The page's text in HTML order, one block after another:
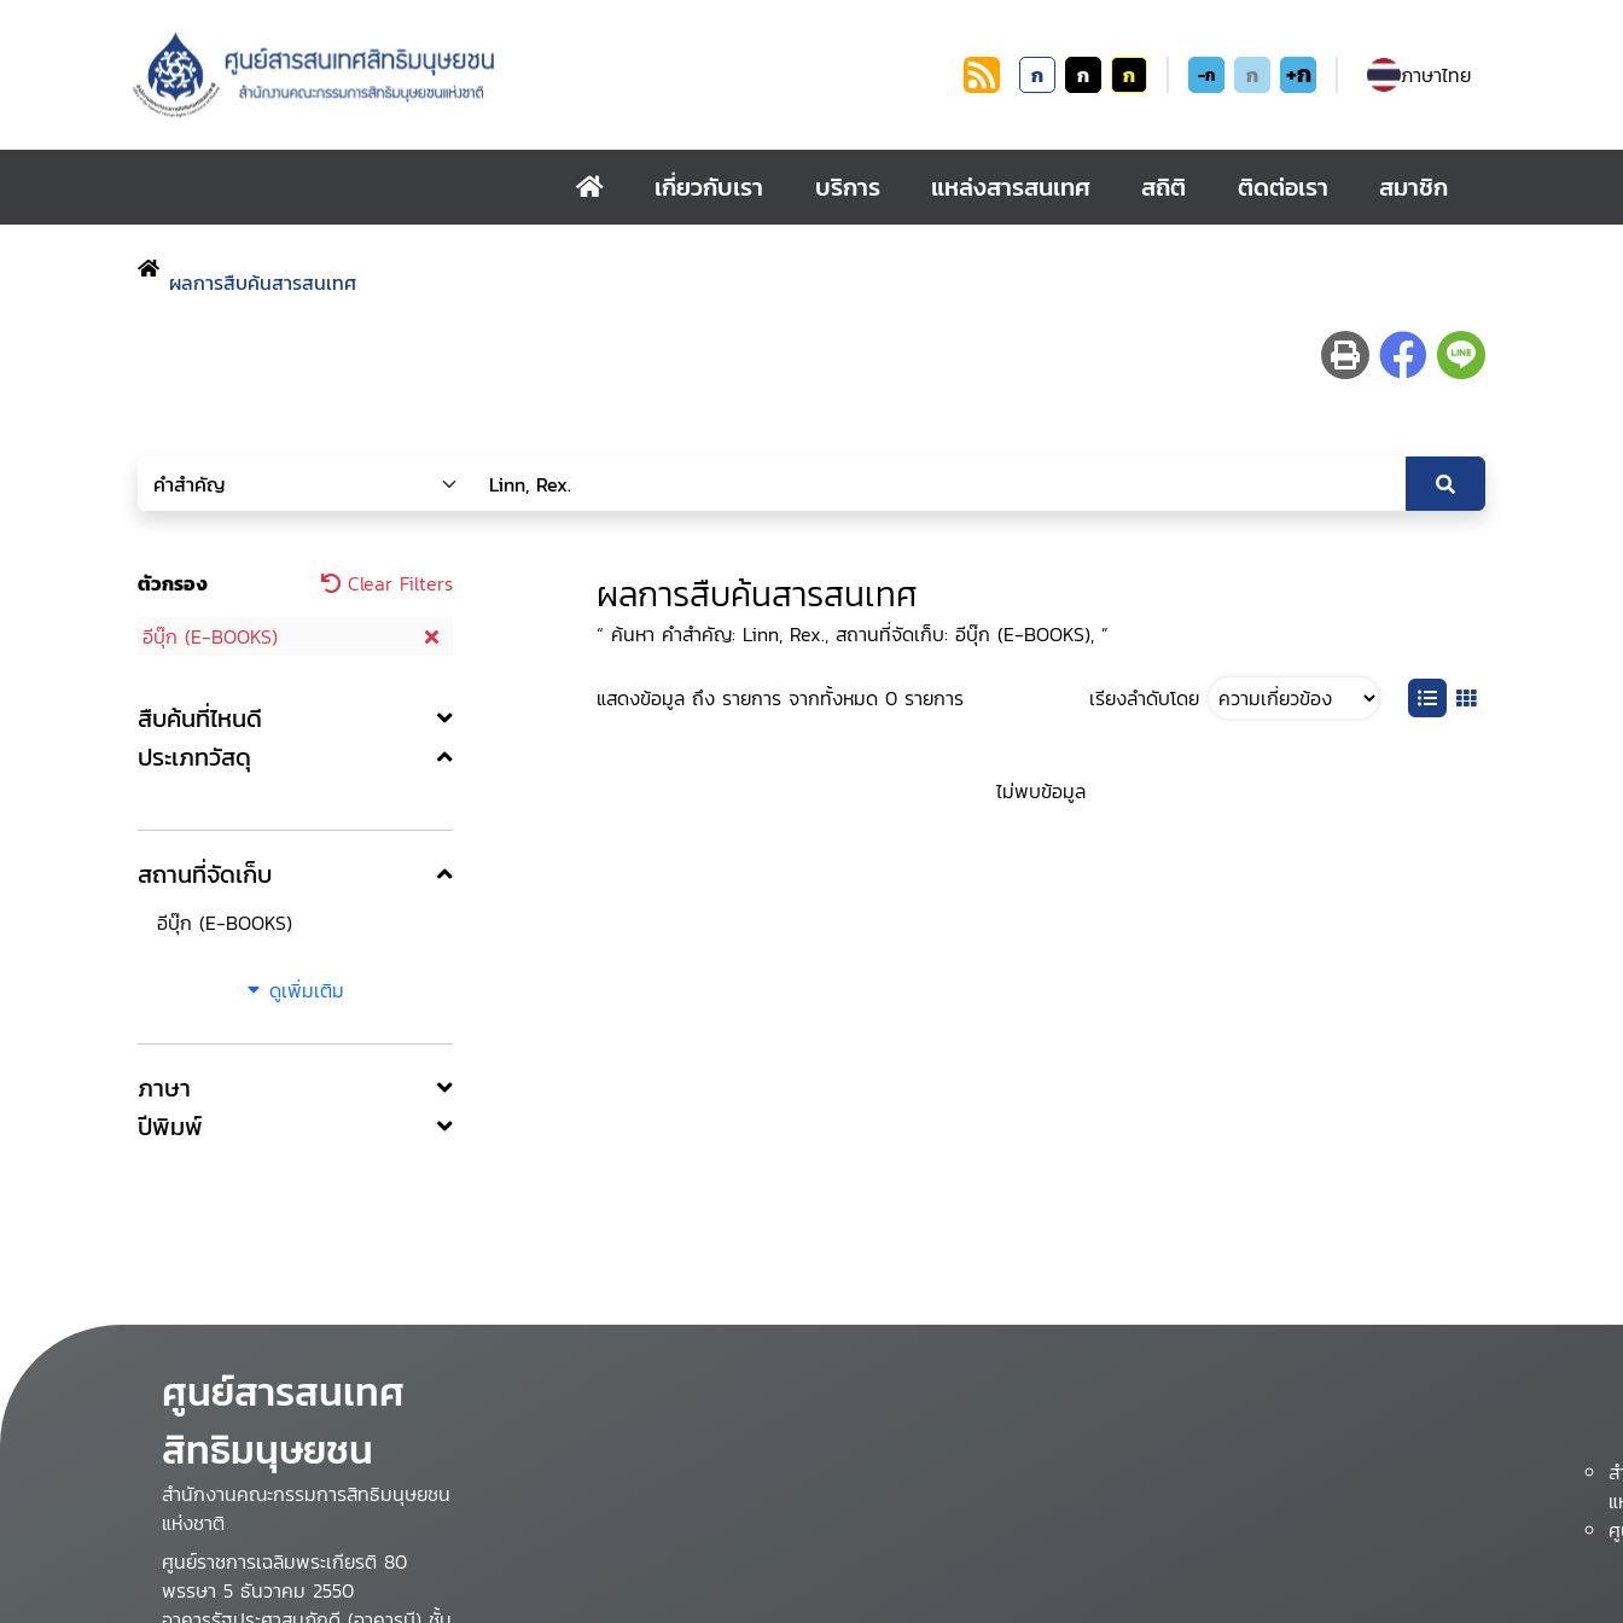
ก ก ก -ก ก +ก ภาษาไทย
เกี่ยวกับเรา บริการ แหล่งสารสนเทศ สถิติ ติดต่อเรา สมาชิก
ผลการสืบค้นสารสนเทศ
ตัวกรอง
Clear Filters
อีบุ๊ก (E-BOOKS)
สืบค้นที่ไหนดี
ประเภทวัสดุ
สถานที่จัดเก็บ
อีบุ๊ก (E-BOOKS)
ดูเพิ่มเติม
ภาษา
ปีพิมพ์
ผลการสืบค้นสารสนเทศ
“ ค้นหา คำสำคัญ: Linn, Rex., สถานที่จัดเก็บ: อีบุ๊ก (E-BOOKS), ”
แสดงข้อมูล ถึง รายการ จากทั้งหมด 0 รายการ เรียงลำดับโดย
ไม่พบข้อมูล
ศูนย์สารสนเทศ
สิทธิมนุษยชน
สำนักงานคณะกรรมการสิทธิมนุษยชน
แห่งชาติ
ศูนย์ราชการเฉลิมพระเกียรติ 80
พรรษา 5 ธันวาคม 2550